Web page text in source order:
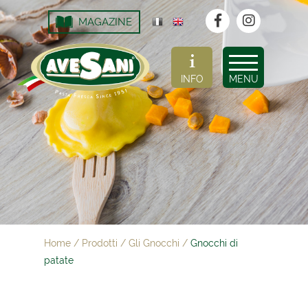
MENU
INFO
MAGAZINE
Home / Prodotti / Gli Gnocchi / Gnocchi di
patate